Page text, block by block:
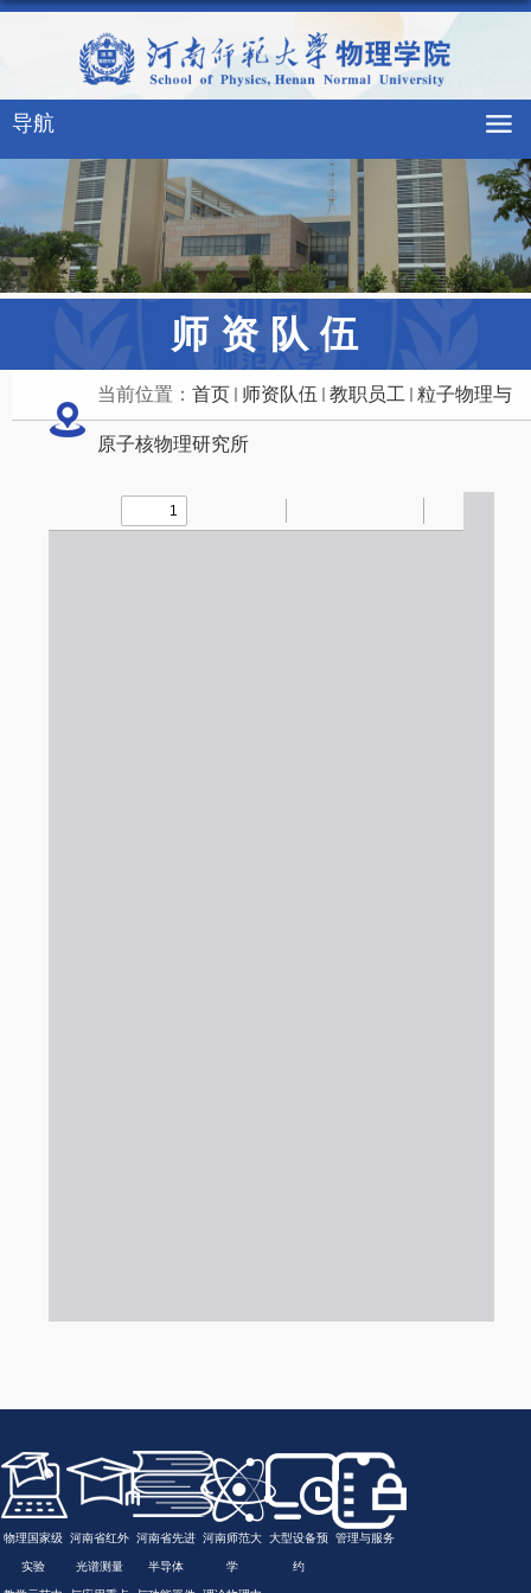
导航
师资队伍
当前位置： 首页 师资队伍 教职员工 粒子物理与
原子核物理研究所
物理国家级
实验
河南省红外
光谱测量
河南省先进
半导体
河南师范大
学
大型设备预
约
管理与服务